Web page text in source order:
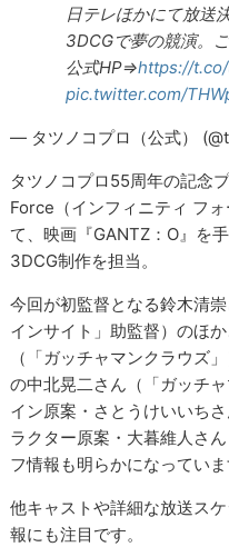
日テレほかにて放送
3DCGで夢の競演。
公式HP⇒https://
pic.twitter.com/
— タツノコプロ（公式）
タツノコプロ55周年の記念
Force（インフィニティ フ
て、映画『GANTZ：O』を
3DCG制作を担当。
今回が初監督となる鈴木清
インサイト」助監督）のほ
（「ガッチャマンクラウズ
の中北晃二さん（「ガッチ
イン原案・さとうけいいち
ラクター原案・大暮維人さ
フ情報も明らかになっていま
他キャストや詳細な放送ス
報にも注目です。